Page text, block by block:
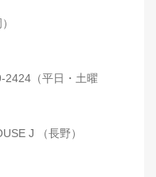
（平日・土曜
J （長野）